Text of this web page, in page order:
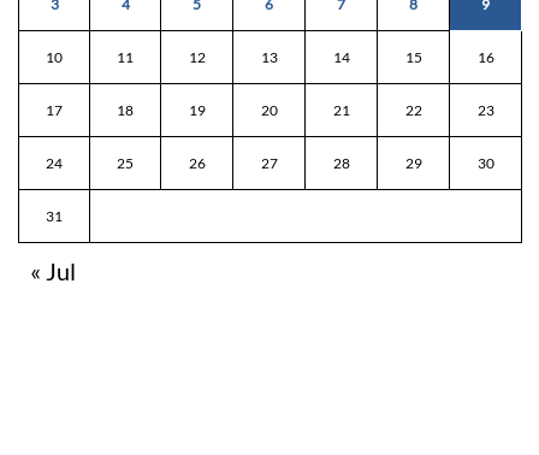
3 4 5 6 7 8 9
10 11 12 13 14 15 16
17 18 19 20 21 22 23
24 25 26 27 28 29 30
31
« Jul